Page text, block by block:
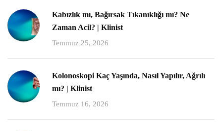
Kabızlık mı, Bağırsak Tıkanıklığı mı? Ne
Zaman Acil? | Klinist
Temmuz 25, 2026
Kolonoskopi Kaç Yaşında, Nasıl Yapılır, Ağrılı
mı? | Klinist
Temmuz 16, 2026